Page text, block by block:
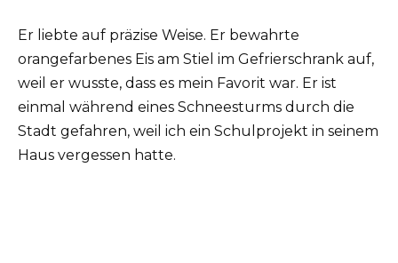
Er liebte auf präzise Weise. Er bewahrte
orangefarbenes Eis am Stiel im Gefrierschrank auf,
weil er wusste, dass es mein Favorit war. Er ist
einmal während eines Schneesturms durch die
Stadt gefahren, weil ich ein Schulprojekt in seinem
Haus vergessen hatte.